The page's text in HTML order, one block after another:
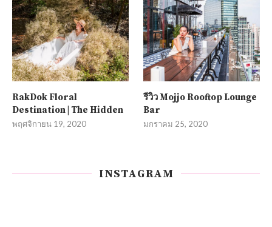
RakDok Floral
Destination | The Hidden
พฤศจิกายน 19, 2020
รีวิว Mojjo Rooftop Lounge
Bar
มกราคม 25, 2020
INSTAGRAM